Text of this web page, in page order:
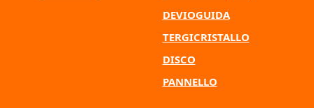
DEVIOGUIDA
TERGICRISTALLO
DISCO
PANNELLO